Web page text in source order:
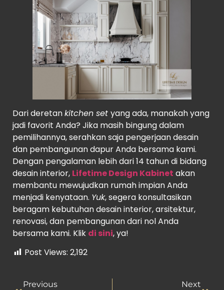
Dari deretankitchen set yang ada, manakah yang
jadi favorit Anda? Jika masih bingung dalam
pemilihannya, serahkan saja pengerjaan desain
dan pembangunan dapur Anda bersama kami.
Dengan pengalaman lebih dari 14 tahun di bidang
desain interior, Lifetime Design Kabinet akan
membantu mewujudkan rumah impian Anda
menjadi kenyataan. Yuk, segera konsultasikan
beragam kebutuhan desain interior, arsitektur,
renovasi, dan pembangunan dari nol Anda
bersama kami. Klik di sini, ya!
Post Views: 2,192
Previous Next